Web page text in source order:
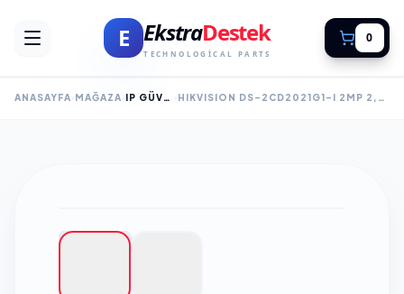
E EkstraDestek
TECHNOLOGICAL PARTS
0
ANASAYFA MAĞAZA IP GÜVENLİK KAMERALARI HIKVISION DS-2CD2021G1-I 2MP 2,8MM LENS, H265+ 30MT GECE GÖRÜŞÜ, SD KART, POE, BULLET IP KAMERA